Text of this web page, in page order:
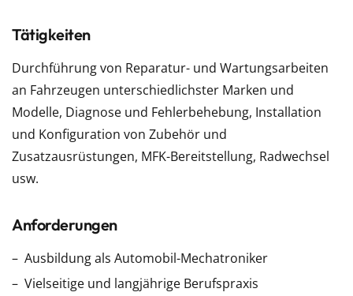
Tätigkeiten
Durchführung von Reparatur- und Wartungsarbeiten
an Fahrzeugen unterschiedlichster Marken und
Modelle, Diagnose und Fehlerbehebung, Installation
und Konfiguration von Zubehör und
Zusatzausrüstungen, MFK-Bereitstellung, Radwechsel
usw.
Anforderungen
Ausbildung als Automobil-Mechatroniker
Vielseitige und langjährige Berufspraxis